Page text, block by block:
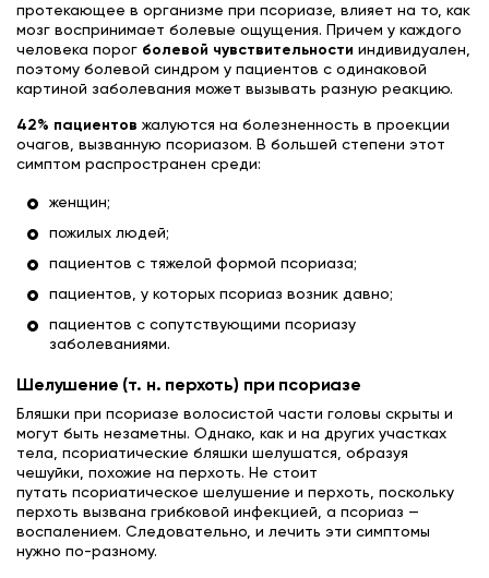
протекающее в организме при псориазе, влияет на то, как
мозг воспринимает болевые ощущения. Причем у каждого
человека порог болевой чувствительности индивидуален,
поэтому болевой синдром у пациентов с одинаковой
картиной заболевания может вызывать разную реакцию.
42% пациентов жалуются на болезненность в проекции
очагов, вызванную псориазом. В большей степени этот
симптом распространен среди:
женщин;
пожилых людей;
пациентов с тяжелой формой псориаза;
пациентов, у которых псориаз возник давно;
пациентов с сопутствующими псориазу
заболеваниями.
Шелушение (т. н. перхоть) при псориазе
Бляшки при псориазе волосистой части головы скрыты и
могут быть незаметны. Однако, как и на других участках
тела, псориатические бляшки шелушатся, образуя
чешуйки, похожие на перхоть. Не стоит
путать псориатическое шелушение и перхоть, поскольку
перхоть вызвана грибковой инфекцией, а псориаз —
воспалением. Следовательно, и лечить эти симптомы
нужно по-разному.